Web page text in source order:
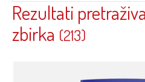
Rezultati
zbirka (213)